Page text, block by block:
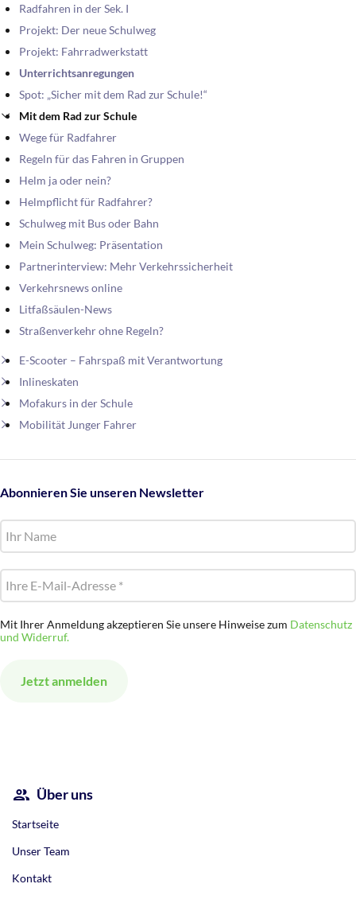
Radfahren in der Sek. I
Projekt: Der neue Schulweg
Projekt: Fahrradwerkstatt
Unterrichtsanregungen
Spot: „Sicher mit dem Rad zur Schule!“
Mit dem Rad zur Schule
Wege für Radfahrer
Regeln für das Fahren in Gruppen
Helm ja oder nein?
Helmpflicht für Radfahrer?
Schulweg mit Bus oder Bahn
Mein Schulweg: Präsentation
Partnerinterview: Mehr Verkehrssicherheit
Verkehrsnews online
Litfaßsäulen-News
Straßenverkehr ohne Regeln?
E-Scooter – Fahrspaß mit Verantwortung
Inlineskaten
Mofakurs in der Schule
Mobilität Junger Fahrer
Abonnieren Sie unseren Newsletter
Mit Ihrer Anmeldung akzeptieren Sie unsere Hinweise zum Datenschutz
und Widerruf.
Über uns
Startseite
Unser Team
Kontakt